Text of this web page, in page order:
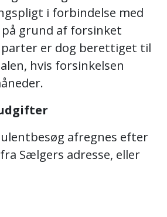
i forbindelse med
grund af forsinket
parter er dog berettiget til
hvis forsinkelsen
afregnes efter
Sælgers adresse, eller